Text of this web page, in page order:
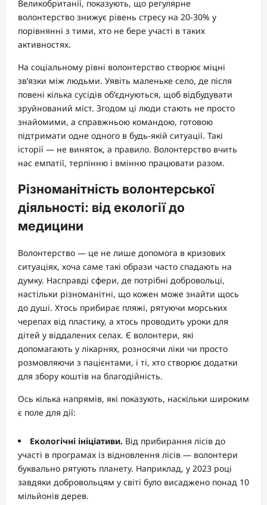
Великобританії, показують, що регулярне
волонтерство знижує рівень стресу на 20-30% у
порівнянні з тими, хто не бере участі в таких
активностях.
На соціальному рівні волонтерство створює міцні
зв’язки між людьми. Уявіть маленьке село, де після
повені кілька сусідів об’єднуються, щоб відбудувати
зруйнований міст. Згодом ці люди стають не просто
знайомими, а справжньою командою, готовою
підтримати одне одного в будь-якій ситуації. Такі
історії — не виняток, а правило. Волонтерство вчить
нас емпатії, терпінню і вмінню працювати разом.
Різноманітність волонтерської
діяльності: від екології до
медицини
Волонтерство — це не лише допомога в кризових
ситуаціях, хоча саме такі образи часто спадають на
думку. Насправді сфери, де потрібні добровольці,
настільки різноманітні, що кожен може знайти щось
до душі. Хтось прибирає пляжі, рятуючи морських
черепах від пластику, а хтось проводить уроки для
дітей у віддалених селах. Є волонтери, які
допомагають у лікарнях, розносячи ліки чи просто
розмовляючи з пацієнтами, і ті, хто створює додатки
для збору коштів на благодійність.
Ось кілька напрямів, які показують, наскільки широким
є поле для дії:
Екологічні ініціативи. Від прибирання лісів до
участі в програмах із відновлення лісів — волонтери
буквально рятують планету. Наприклад, у 2023 році
завдяки добровольцям у світі було висаджено понад 10
мільйонів дерев.